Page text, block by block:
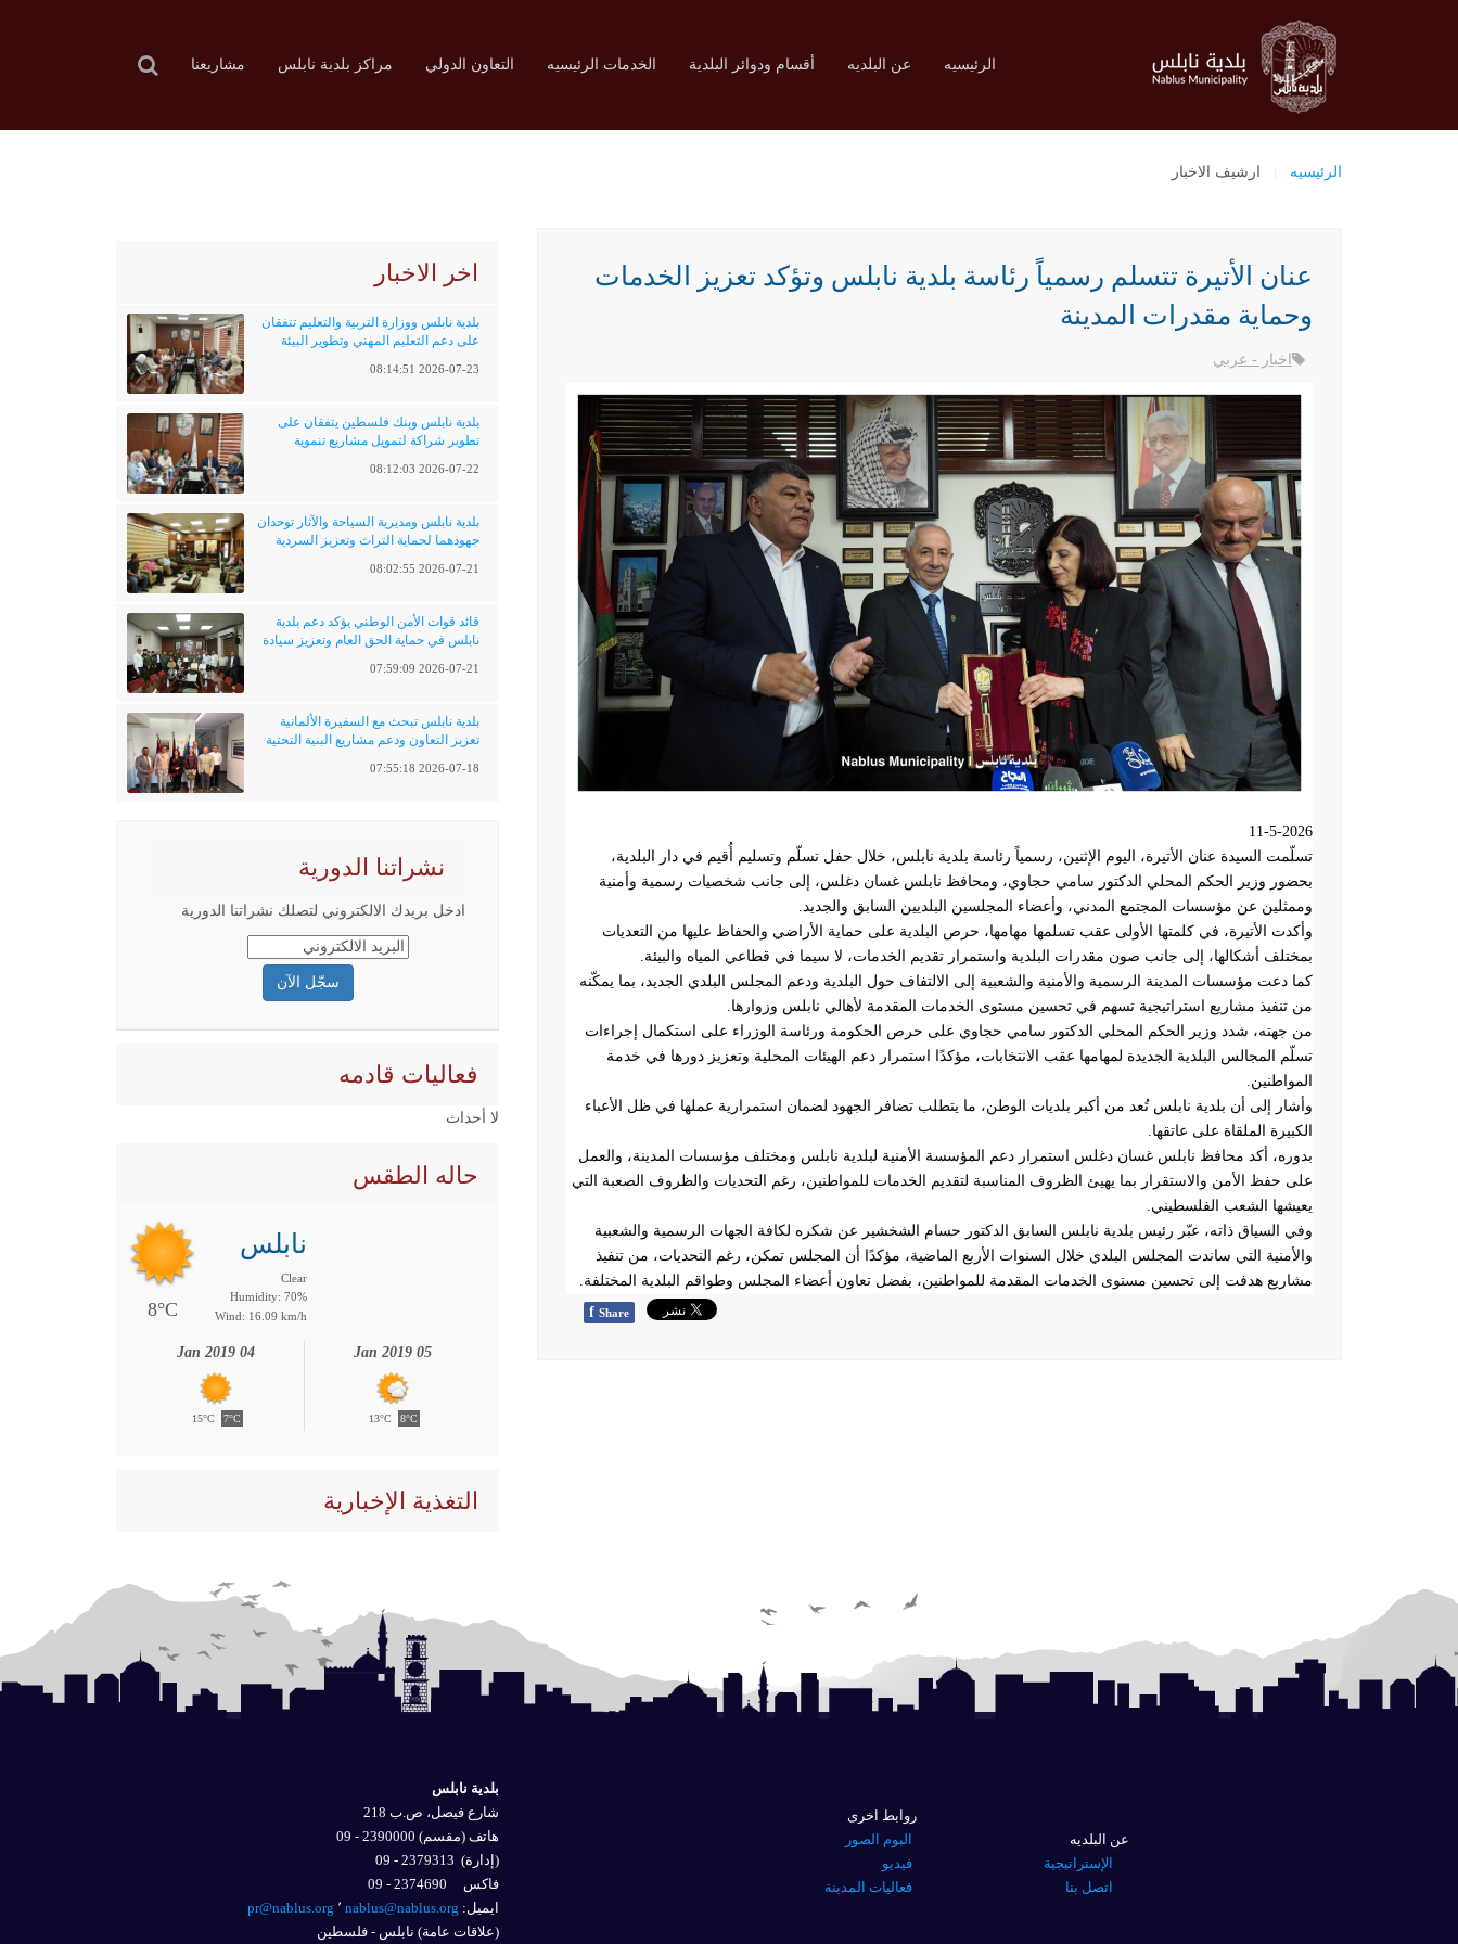
الرئيسيه عن البلديه أقسام ودوائر البلدية الخدمات الرئيسيه التعاون الدولي مراكز بلدية نابلس مشاريعنا
الرئيسيه ارشيف الاخبار
اخر الاخبار
بلدية نابلس ووزارة التربية والتعليم تتفقان
على دعم التعليم المهني وتطوير البيئة
2026-07-23 08:14:51
بلدية نابلس وبنك فلسطين يتفقان على
تطوير شراكة لتمويل مشاريع تنموية
2026-07-22 08:12:03
بلدية نابلس ومديرية السياحة والآثار توحدان
جهودهما لحماية التراث وتعزيز السردية
2026-07-21 08:02:55
قائد قوات الأمن الوطني يؤكد دعم بلدية
نابلس في حماية الحق العام وتعزيز سيادة
2026-07-21 07:59:09
بلدية نابلس تبحث مع السفيرة الألمانية
تعزيز التعاون ودعم مشاريع البنية التحتية
2026-07-18 07:55:18
نشراتنا الدورية
ادخل بريدك الالكتروني لتصلك نشراتنا الدورية
فعاليات قادمه
لا أحداث
حاله الطقس
8°C
نابلس
Clear
Humidity: 70%
Wind: 16.09 km/h
04 Jan 2019
15°C 7°C
05 Jan 2019
13°C 8°C
التغذية الإخبارية
عنان الأتيرة تتسلم رسمياً رئاسة بلدية نابلس وتؤكد تعزيز الخدمات
وحماية مقدرات المدينة
اخبار - عربي
11-5-2026
تسلّمت السيدة عنان الأتيرة، اليوم الإثنين، رسمياً رئاسة بلدية نابلس، خلال حفل تسلّم وتسليم أُقيم في دار البلدية،
بحضور وزير الحكم المحلي الدكتور سامي حجاوي، ومحافظ نابلس غسان دغلس، إلى جانب شخصيات رسمية وأمنية
وممثلين عن مؤسسات المجتمع المدني، وأعضاء المجلسين البلديين السابق والجديد
وأكدت الأتيرة، في كلمتها الأولى عقب تسلمها مهامها، حرص البلدية على حماية الأراضي والحفاظ عليها من التعديات
بمختلف أشكالها، إلى جانب صون مقدرات البلدية واستمرار تقديم الخدمات، لا سيما في قطاعي المياه والبيئة
كما دعت مؤسسات المدينة الرسمية والأمنية والشعبية إلى الالتفاف حول البلدية ودعم المجلس البلدي الجديد، بما يمكّنه
من تنفيذ مشاريع استراتيجية تسهم في تحسين مستوى الخدمات المقدمة لأهالي نابلس وزوارها
من جهته، شدد وزير الحكم المحلي الدكتور سامي حجاوي على حرص الحكومة ورئاسة الوزراء على استكمال إجراءات
تسلّم المجالس البلدية الجديدة لمهامها عقب الانتخابات، مؤكدًا استمرار دعم الهيئات المحلية وتعزيز دورها في خدمة
المواطنين
وأشار إلى أن بلدية نابلس تُعد من أكبر بلديات الوطن، ما يتطلب تضافر الجهود لضمان استمرارية عملها في ظل الأعباء
الكبيرة الملقاة على عاتقها
بدوره، أكد محافظ نابلس غسان دغلس استمرار دعم المؤسسة الأمنية لبلدية نابلس ومختلف مؤسسات المدينة، والعمل
على حفظ الأمن والاستقرار بما يهيئ الظروف المناسبة لتقديم الخدمات للمواطنين، رغم التحديات والظروف الصعبة التي
يعيشها الشعب الفلسطيني
وفي السياق ذاته، عبّر رئيس بلدية نابلس السابق الدكتور حسام الشخشير عن شكره لكافة الجهات الرسمية والشعبية
والأمنية التي ساندت المجلس البلدي خلال السنوات الأربع الماضية، مؤكدًا أن المجلس تمكن، رغم التحديات، من تنفيذ
مشاريع هدفت إلى تحسين مستوى الخدمات المقدمة للمواطنين، بفضل تعاون أعضاء المجلس وطواقم البلدية المختلفة
f Share
بلدية نابلس
شارع فيصل، ص.ب 218
هاتف (مقسم) 2390000 - 09
(إدارة)2379313 - 09
فاكس 2374690 - 09
ايميل: nablus@nablus.org٬
pr@nablus.org
(علاقات عامة) نابلس - فلسطين
عن البلديه
الإستراتيجية
اتصل بنا
روابط اخرى
البوم الصور
فيديو
فعاليات المدينة